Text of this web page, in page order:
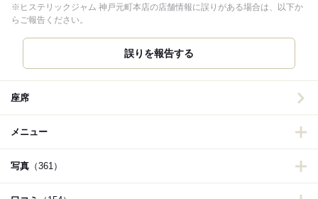
※ヒステリックジャム 神戸元町本店の店舗情報に誤りがある場合は、以下か
らご報告ください。
誤りを報告する
座席
メニュー
写真 （361）